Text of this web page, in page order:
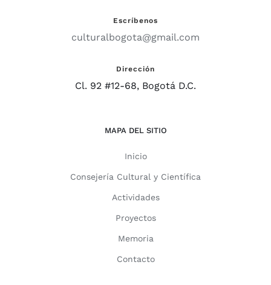
Escríbenos
culturalbogota@gmail.com
Dirección
Cl. 92 #12-68, Bogotá D.C.
MAPA DEL SITIO
Inicio
Consejería Cultural y Científica
Actividades
Proyectos
Memoria
Contacto